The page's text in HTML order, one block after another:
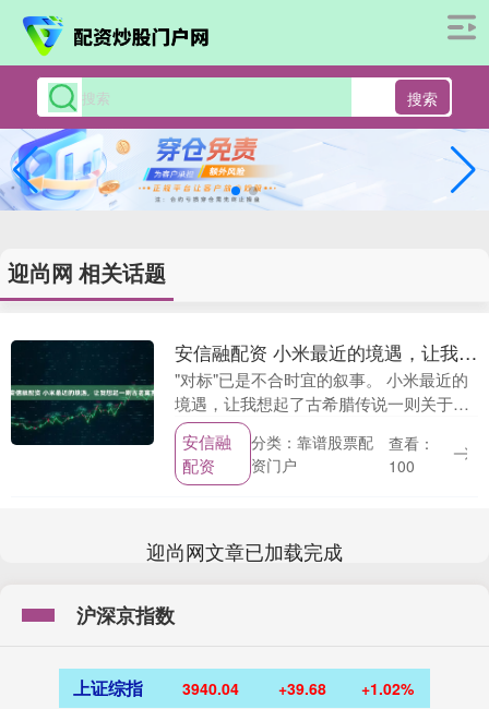
搜索
迎尚网 相关话题
安信融配资 小米最近的境遇，让我想起一则古老寓言
"对标"已是不合时宜的叙事。 小米最近的
境遇，让我想起了古希腊传说一则关于打
破思维桎梏的古老寓言： 在公元前 4 世
纪，小亚细亚的弗里吉亚城有一位名叫戈
尔迪的国....
安信融
配资
分类：靠谱股票配
资门户
查看：
100
迎尚网文章已加载完成
沪深京指数
上证综指 3940.04 +39.68 +1.02%